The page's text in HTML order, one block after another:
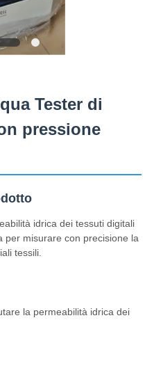
Tester di
pressione
idrica dei tessuti digitali
per misurare con precisione la
tessili.
la permeabilità idrica dei